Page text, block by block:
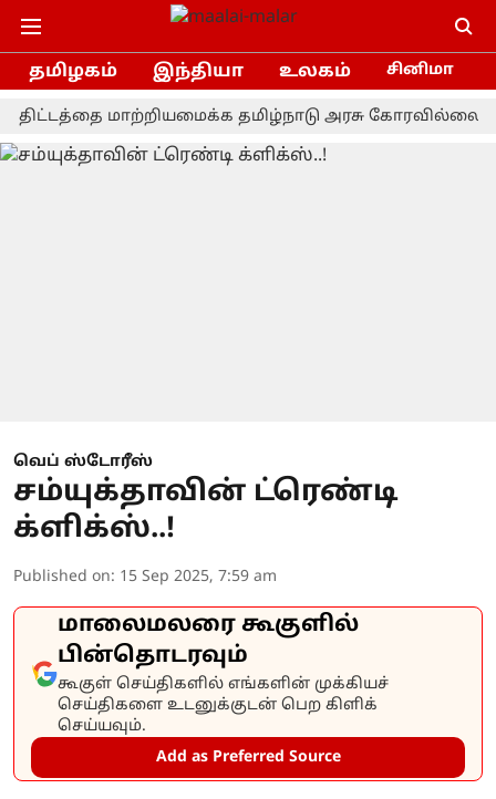
தமிழகம் இந்தியா உலகம் சினிமா
மாற்றியமைக்க தமிழ்நாடு அரசு கோரவில்லை -
வெப் ஸ்டோரீஸ்
சம்யுக்தாவின் ட்ரெண்டி
க்ளிக்ஸ்..!
Published on: 15 Sep 2025, 7:59 am
மாலைமலரை கூகுளில்
பின்தொடரவும்
கூகுள் செய்திகளில் எங்களின் முக்கியச்
செய்திகளை உடனுக்குடன் பெற கிளிக்
செய்யவும்.
Add as Preferred Source